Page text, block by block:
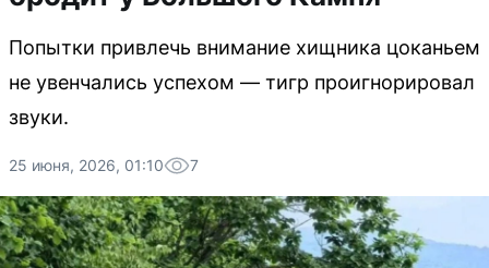
Попытки привлечь внимание хищника цоканьем
не увенчались успехом — тигр проигнорировал
звуки.
25 июня, 2026, 01:10 7